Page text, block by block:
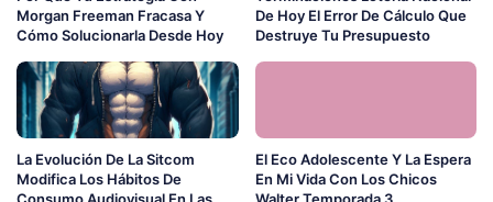
Morgan Freeman Fracasa Y
Cómo Solucionarla Desde Hoy
De Hoy El Error De Cálculo Que
Destruye Tu Presupuesto
La Evolución De La Sitcom
Modifica Los Hábitos De
El Eco Adolescente Y La Espera
En Mi Vida Con Los Chicos